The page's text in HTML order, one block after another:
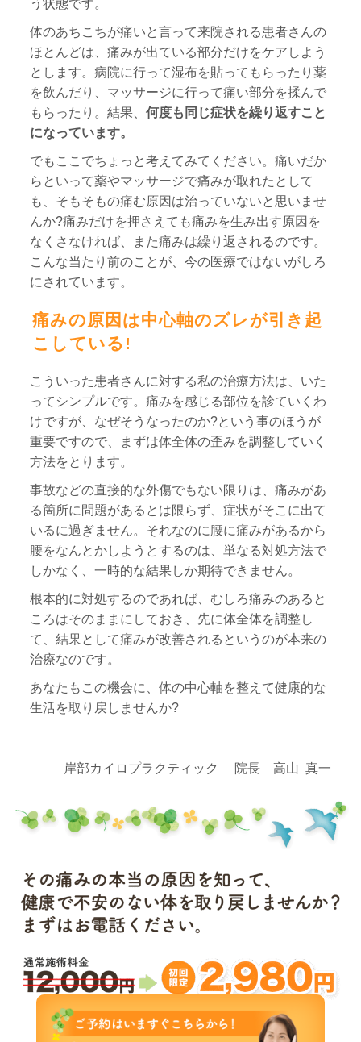
う状態です。
体のあちこちが痛いと言って来院される患者さんの
ほとんどは、痛みが出ている部分だけをケアしよう
とします。病院に行って湿布を貼ってもらったり薬
を飲んだり、マッサージに行って痛い部分を揉んで
もらったり。結果、何度も同じ症状を繰り返すこと
になっています。
でもここでちょっと考えてみてください。痛いだか
らといって薬やマッサージで痛みが取れたとして
も、そもそもの痛む原因は治っていないと思いませ
んか?痛みだけを押さえても痛みを生み出す原因を
なくさなければ、また痛みは繰り返されるのです。
こんな当たり前のことが、今の医療ではないがしろ
にされています。
痛みの原因は中心軸のズレが引き起
こしている!
こういった患者さんに対する私の治療方法は、いた
ってシンプルです。痛みを感じる部位を診ていくわ
けですが、なぜそうなったのか?という事のほうが
重要ですので、まずは体全体の歪みを調整していく
方法をとります。
事故などの直接的な外傷でもない限りは、痛みがあ
る箇所に問題があるとは限らず、症状がそこに出て
いるに過ぎません。それなのに腰に痛みがあるから
腰をなんとかしようとするのは、単なる対処方法で
しかなく、一時的な結果しか期待できません。
根本的に対処するのであれば、むしろ痛みのあると
ころはそのままにしておき、先に体全体を調整し
て、結果として痛みが改善されるというのが本来の
治療なのです。
あなたもこの機会に、体の中心軸を整えて健康的な
生活を取り戻しませんか?
岸部カイロプラクティック 院長 高山 真一